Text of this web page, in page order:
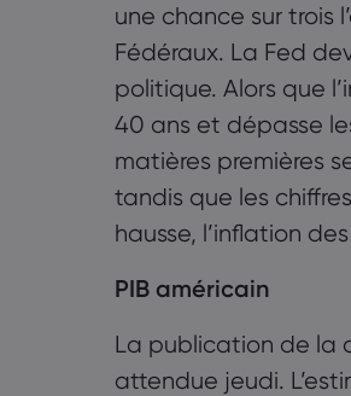
une chance sur trois
Fédéraux. La Fed
politique. Alors que
40 ans et dépasse
matières premières
tandis que les
hausse, l’inflation
PIB américain
La publication de la
attendue jeudi.